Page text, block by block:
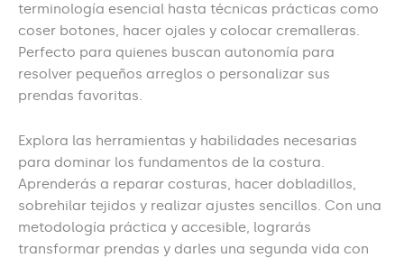
terminología esencial hasta técnicas prácticas como
coser botones, hacer ojales y colocar cremalleras.
Perfecto para quienes buscan autonomía para
resolver pequeños arreglos o personalizar sus
prendas favoritas.
Explora las herramientas y habilidades necesarias
para dominar los fundamentos de la costura.
Aprenderás a reparar costuras, hacer dobladillos,
sobrehilar tejidos y realizar ajustes sencillos. Con una
metodología práctica y accesible, lograrás
transformar prendas y darles una segunda vida con